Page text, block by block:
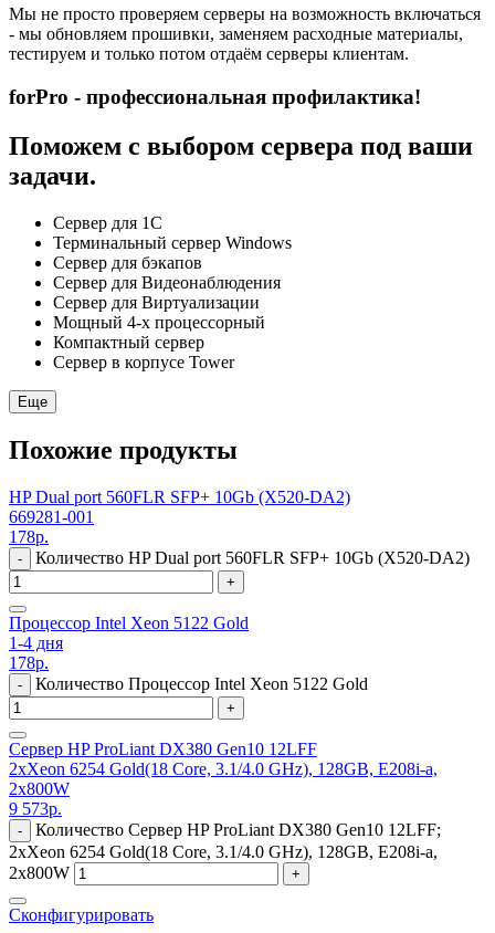
Мы не просто проверяем серверы на возможность включаться
- мы обновляем прошивки, заменяем расходные материалы,
тестируем и только потом отдаём серверы клиентам.
forPro - профессиональная профилактика!
Поможем с выбором сервера под ваши
задачи.
Сервер для 1С
Терминальный сервер Windows
Сервер для бэкапов
Сервер для Видеонаблюдения
Сервер для Виртуализации
Мощный 4-х процессорный
Компактный сервер
Сервер в корпусе Tower
Еще
Похожие продукты
HP Dual port 560FLR SFP+ 10Gb (X520-DA2)
669281-001
178р.
- Количество HP Dual port 560FLR SFP+ 10Gb (X520-DA2)
+
Процессор Intel Xeon 5122 Gold
1-4 дня
178р.
- Количество Процессор Intel Xeon 5122 Gold
+
Сервер HP ProLiant DX380 Gen10 12LFF
2xXeon 6254 Gold(18 Core, 3.1/4.0 GHz), 128GB, E208i-a,
2x800W
9 573р.
-
Количество Сервер HP ProLiant DX380 Gen10 12LFF;
2xXeon 6254 Gold(18 Core, 3.1/4.0 GHz), 128GB, E208i-a,
2x800W
+
Сконфигурировать